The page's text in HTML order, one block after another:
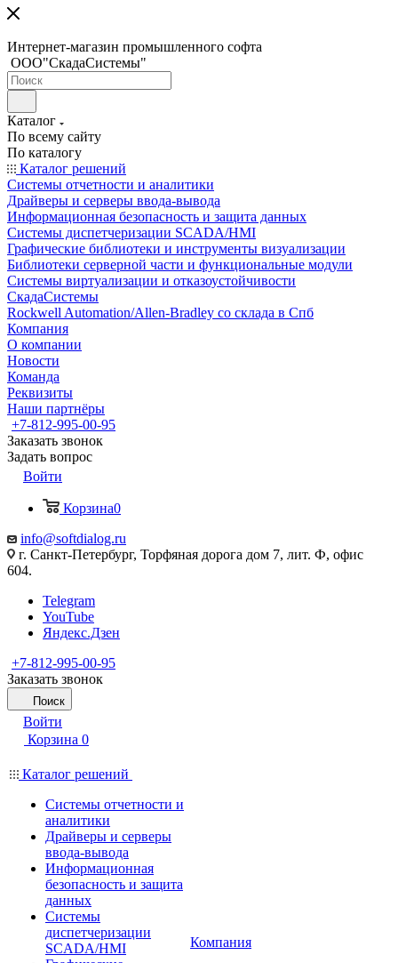
Интернет-магазин промышленного софта
ООО"СкадаСистемы"
Каталог
По всему сайту
По каталогу
Каталог решений
Системы отчетности и аналитики
Драйверы и серверы ввода-вывода
Информационная безопасность и защита данных
Системы диспетчеризации SCADA/HMI
Графические библиотеки и инструменты визуализации
Библиотеки серверной части и функциональные модули
Системы виртуализации и отказоустойчивости
СкадаСистемы
Rockwell Automation/Allen-Bradley со склада в Спб
Компания
О компании
Новости
Команда
Реквизиты
Наши партнёры
+7-812-995-00-95
Заказать звонок
Задать вопрос
Войти
Корзина0
info@softdialog.ru
г. Санкт-Петербург, Торфяная дорога дом 7, лит. Ф, офис
604.
Telegram
YouTube
Яндекс.Дзен
+7-812-995-00-95
Заказать звонок
Поиск
Войти
Корзина 0
Каталог решений
Системы отчетности и
аналитики
Драйверы и серверы
ввода-вывода
Информационная
безопасность и защита
данных
Системы
диспетчеризации
SCADA/HMI
Компания